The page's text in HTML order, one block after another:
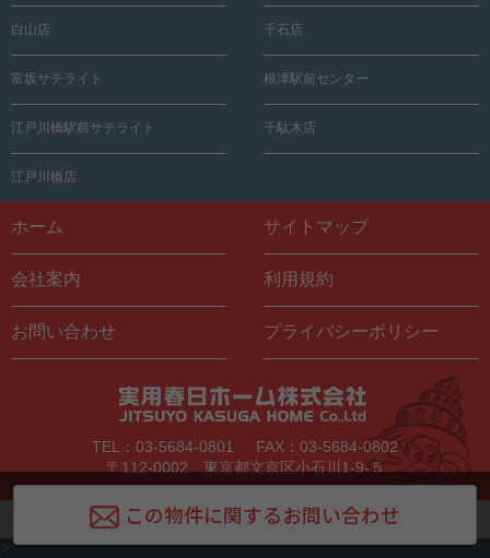
白山店 千石店
富坂サテライト 根津駅前センター
江戸川橋駅前サテライト 千駄木店
江戸川橋店
ホーム サイトマップ
会社案内 利用規約
お問い合わせ プライバシーポリシー
TEL：03-5684-0801
FAX：03-5684-0802
〒112-0002 東京都文京区小石川1-9-５
Copyright © Jitsuyo Kasuga Home All Rights Reserved.
>
この物件に関するお問い合わせ